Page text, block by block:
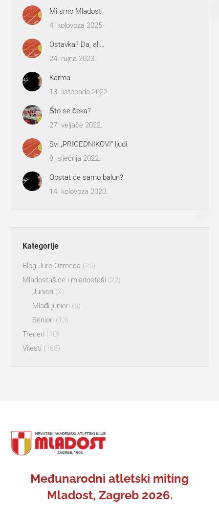
Mi smo Mladost!
4. kolovoza 2025.
Ostavka? Da, ali…
24. rujna 2023.
Karma
13. listopada 2022.
Što se čeka?
27. veljače 2022.
Svi „PRICEDNIKOVI“ ljudi
8. siječnja 2022.
Opstat će samo balun?
14. kolovoza 2020.
Kategorije
Blog Jure Ozmeca (25)
Mladostašice i mladostaši (22)
Juniori (3)
Mlađi juniori (6)
Seniori (13)
Treneri (10)
Vijesti (165)
Međunarodni atletski miting
Mladost, Zagreb 2026.